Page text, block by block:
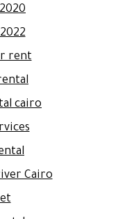
2020
2022
for rent
rental
cairo
Rental
driver Cairo